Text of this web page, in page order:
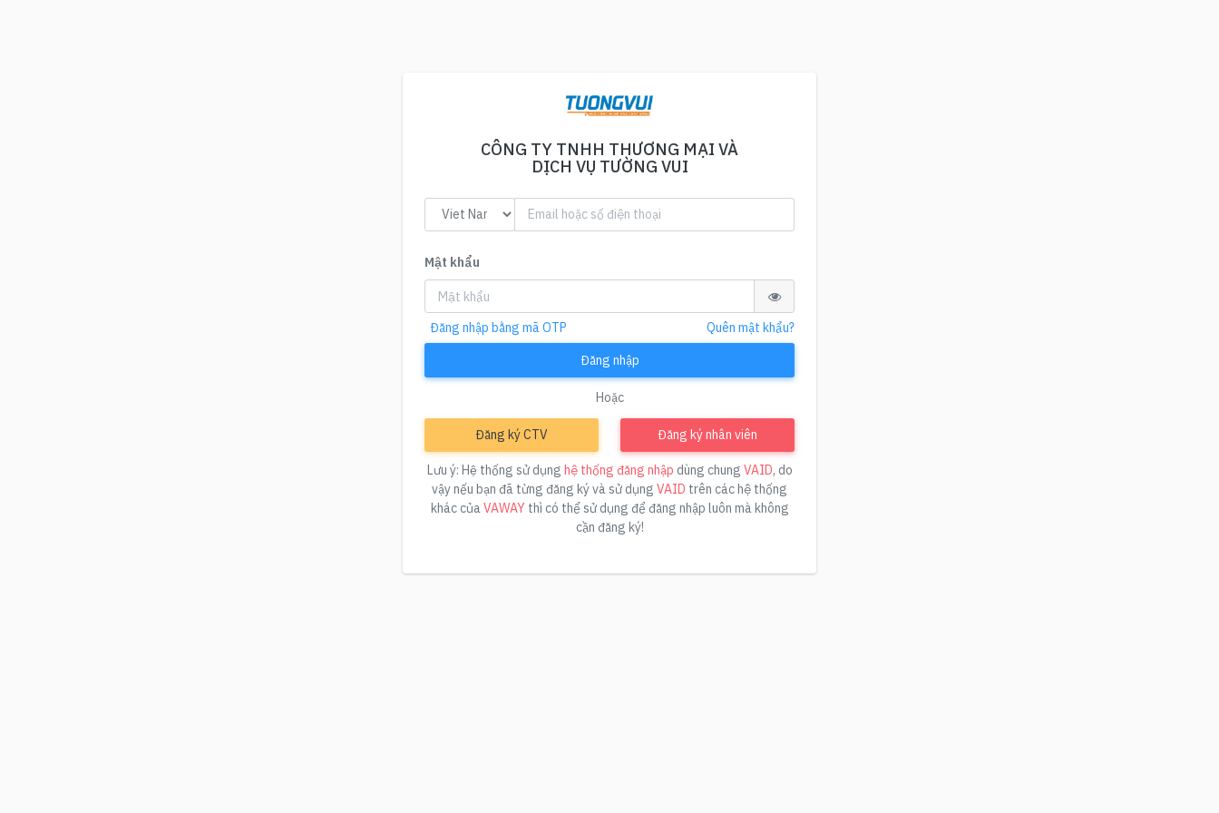
CÔNG TY TNHH THƯƠNG MẠI VÀ
DỊCH VỤ TƯỜNG VUI
Mật khẩu
Đăng nhập bằng mã OTP
Quên mật khẩu?
Đăng nhập
Hoặc
Đăng ký CTV Đăng ký nhân viên
Lưu ý: Hệ thống sử dụng hệ thống đăng nhập dùng chung VAID, do
vậy nếu bạn đã từng đăng ký và sử dụng VAID trên các hệ thống
khác củaVAWAYthì có thể sử dụng để đăng nhập luôn mà không
cần đăng ký!